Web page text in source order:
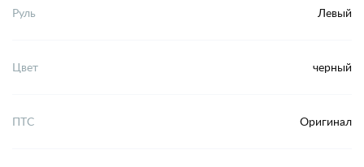
Руль Левый
Цвет черный
ПТС Оригинал